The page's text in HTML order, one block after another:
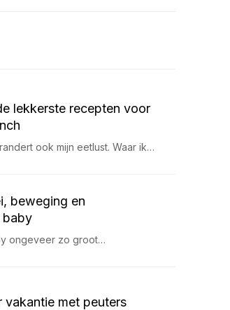
lekkerste recepten voor
ook mijn eetlust. Waar ik…
beweging en
baby
ongeveer zo groot…
vakantie met peuters